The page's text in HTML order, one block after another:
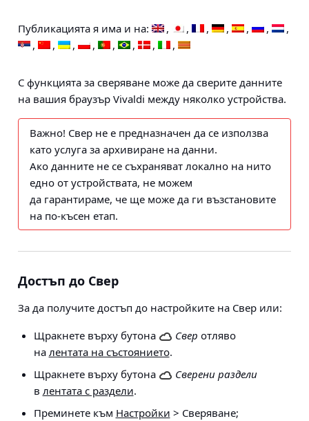
Публикацията я има и на:
С функцията за сверяване може да сверите данните
на вашия браузър Vivaldi между няколко устройства.
Важно! Свер не е предназначен да се използва
като услуга за архивиране на данни.
Ако данните не се съхраняват локално на нито
едно от устройствата, не можем
да гарантираме, че ще може да ги възстановите
на по-късен етап.
Достъп до Свер
За да получите достъп до настройките на Свер или:
Щракнете върху бутона
Свер отляво
на лентата на състоянието.
Щракнете върху бутона
Сверени раздели
в лентата с раздели.
Преминете към Настройки > Сверяване;